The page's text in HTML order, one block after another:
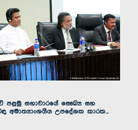
සිරිනාත් මහතා, පා.ම.
සාමාජික
පළමු සභාවාරයේ සෞඛ්‍ය සහ
අමාත්‍යාංශයීය උපදේශක කාරක...